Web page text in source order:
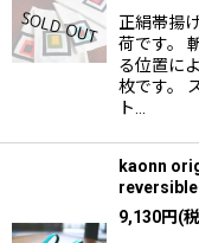
正絹帯揚
荷です。
る位置に
枚です。
ト…
kaonn
9,130円(